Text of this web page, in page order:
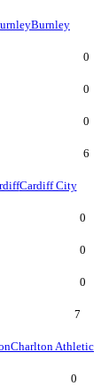
Burnley
0
0
0
6
Cardiff City
0
0
0
7
Charlton Athletic
0